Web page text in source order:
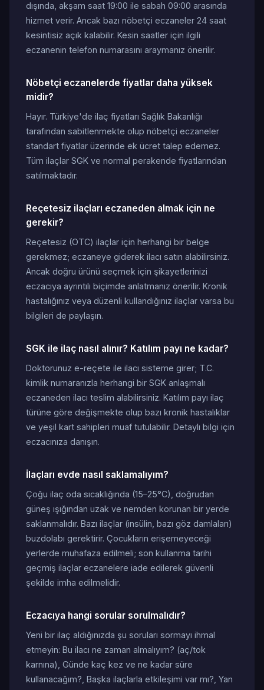
dışında, akşam saat 19:00 ile sabah 09:00 arasında
hizmet verir. Ancak bazı nöbetçi eczaneler 24 saat
kesintisiz açık kalabilir. Kesin saatler için ilgili
eczanenin telefon numarasını araymanız önerilir.
Nöbetçi eczanelerde fiyatlar daha yüksek
midir?
Hayır. Türkiye'de ilaç fiyatları Sağlık Bakanlığı
tarafından sabitlenmekte olup nöbetçi eczaneler
standart fiyatlar üzerinde ek ücret talep edemez.
Tüm ilaçlar SGK ve normal perakende fiyatlarından
satılmaktadır.
Reçetesiz ilaçları eczaneden almak için ne
gerekir?
Reçetesiz (OTC) ilaçlar için herhangi bir belge
gerekmez; eczaneye giderek ilacı satın alabilirsiniz.
Ancak doğru ürünü seçmek için şikayetlerinizi
eczacıya ayrıntılı biçimde anlatmanız önerilir. Kronik
hastalığınız veya düzenli kullandığınız ilaçlar varsa bu
bilgileri de paylaşın.
SGK ile ilaç nasıl alınır? Katılım payı ne kadar?
Doktorunuz e-reçete ile ilacı sisteme girer; T.C.
kimlik numaranızla herhangi bir SGK anlaşmalı
eczaneden ilacı teslim alabilirsiniz. Katılım payı ilaç
türüne göre değişmekte olup bazı kronik hastalıklar
ve yeşil kart sahipleri muaf tutulabilir. Detaylı bilgi için
eczacınıza danışın.
İlaçları evde nasıl saklamalıyım?
Çoğu ilaç oda sıcaklığında (15–25°C), doğrudan
güneş ışığından uzak ve nemden korunan bir yerde
saklanmalıdır. Bazı ilaçlar (insülin, bazı göz damlaları)
buzdolabı gerektirir. Çocukların erişemeyeceği
yerlerde muhafaza edilmeli; son kullanma tarihi
geçmiş ilaçlar eczanelere iade edilerek güvenli
şekilde imha edilmelidir.
Eczacıya hangi sorular sorulmalıdır?
Yeni bir ilaç aldığınızda şu soruları sormayı ihmal
etmeyin: Bu ilacı ne zaman almalıyım? (aç/tok
karnına), Günde kaç kez ve ne kadar süre
kullanacağım?, Başka ilaçlarla etkileşimi var mı?, Yan